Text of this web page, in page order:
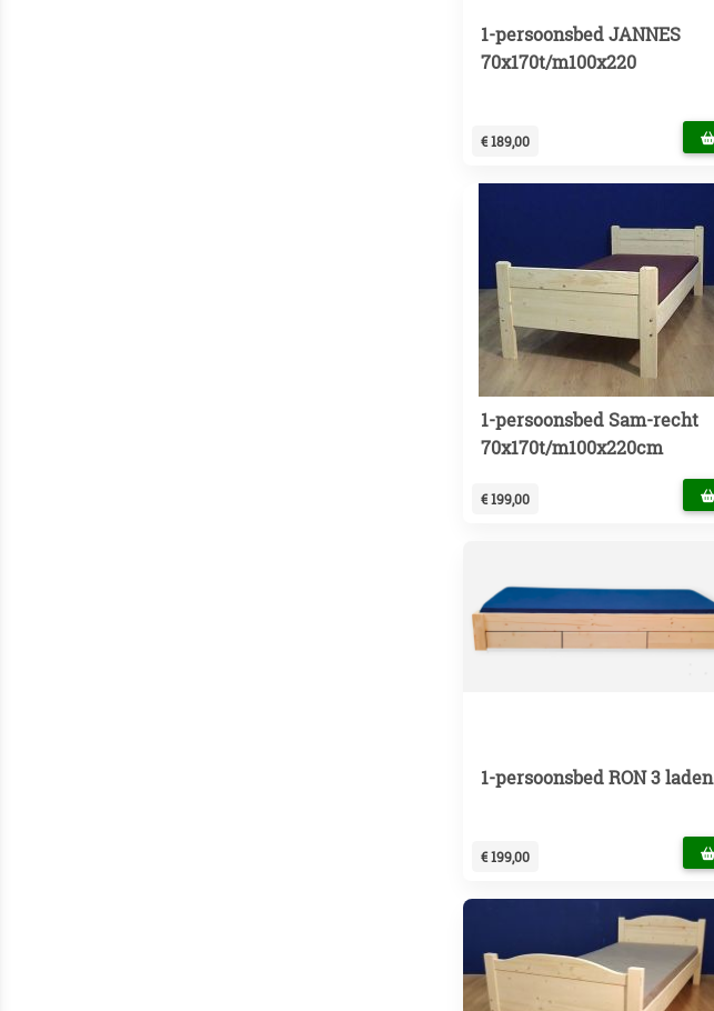
1-persoonsbed JANNES
70x170t/m100x220
€ 189,00
1-persoonsbed Sam-recht
70x170t/m100x220cm
€ 199,00
1-persoonsbed RON 3 laden
€ 199,00